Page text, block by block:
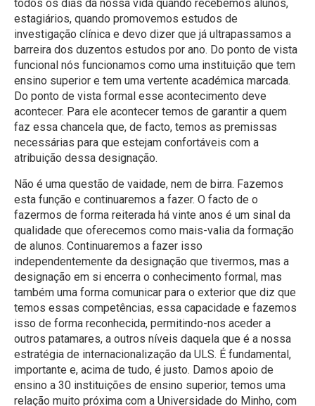
todos os dias da nossa vida quando recebemos alunos,
estagiários, quando promovemos estudos de
investigação clínica e devo dizer que já ultrapassamos a
barreira dos duzentos estudos por ano. Do ponto de vista
funcional nós funcionamos como uma instituição que tem
ensino superior e tem uma vertente académica marcada.
Do ponto de vista formal esse acontecimento deve
acontecer. Para ele acontecer temos de garantir a quem
faz essa chancela que, de facto, temos as premissas
necessárias para que estejam confortáveis com a
atribuição dessa designação.
Não é uma questão de vaidade, nem de birra. Fazemos
esta função e continuaremos a fazer. O facto de o
fazermos de forma reiterada há vinte anos é um sinal da
qualidade que oferecemos como mais-valia da formação
de alunos. Continuaremos a fazer isso
independentemente da designação que tivermos, mas a
designação em si encerra o conhecimento formal, mas
também uma forma comunicar para o exterior que diz que
temos essas competências, essa capacidade e fazemos
isso de forma reconhecida, permitindo-nos aceder a
outros patamares, a outros níveis daquela que é a nossa
estratégia de internacionalização da ULS. É fundamental,
importante e, acima de tudo, é justo. Damos apoio de
ensino a 30 instituições de ensino superior, temos uma
relação muito próxima com a Universidade do Minho, com